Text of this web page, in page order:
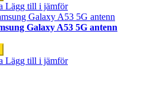
Lägg till i jämför
Galaxy A53 5G antenn
Lägg till i jämför